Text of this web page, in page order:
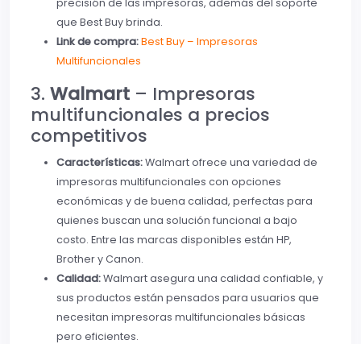
que Best Buy brinda.
Link de compra:Best Buy – Impresoras
Multifuncionales
3. Walmart – Impresoras
multifuncionales a precios
competitivos
Características:Walmart ofrece una variedad de
impresoras multifuncionales con opciones
económicas y de buena calidad, perfectas para
quienes buscan una solución funcional a bajo
costo. Entre las marcas disponibles están HP,
Brother y Canon.
Calidad:Walmart asegura una calidad confiable, y
sus productos están pensados para usuarios que
necesitan impresoras multifuncionales básicas
pero eficientes.